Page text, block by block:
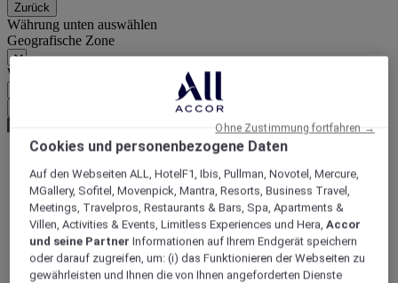
Zurück
Währung unten auswählen
Geografische Zone
Währung
World
Europe
France
Auvergne
ALLIER
Cookies und personenbezogene Daten
Auf den Webseiten ALL, HotelF1, Ibis, Pullman, Novotel, Mercure,
MGallery, Sofitel, Movenpick, Mantra, Resorts, Business Travel,
Meetings, Travelpros, Restaurants & Bars, Spa, Apartments &
Villen, Activities & Events, Limitless Experiences und Hera,Accor
und seine Partner Informationen auf Ihrem Endgerät speichern
oder darauf zugreifen, um: (i) das Funktionieren der Webseiten zu
gewährleisten und Ihnen die von Ihnen angeforderten Dienste
Ohne Zustimmung fortfahren →